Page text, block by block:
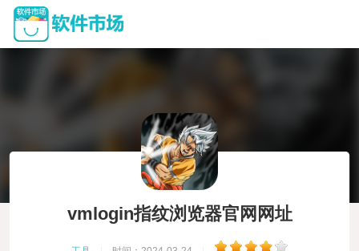
vmlogin指纹浏览器官网网址